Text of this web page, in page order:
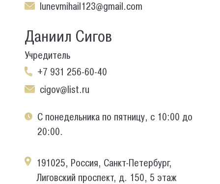
lunevmihail123@gmail.com
Даниил Сигов
Учредитель
+7 931 256-60-40
cigov@list.ru
С понедельника по пятницу, с 10:00 до
20:00.
191025, Россия, Санкт-Петербург,
Лиговский проспект, д. 150, 5 этаж